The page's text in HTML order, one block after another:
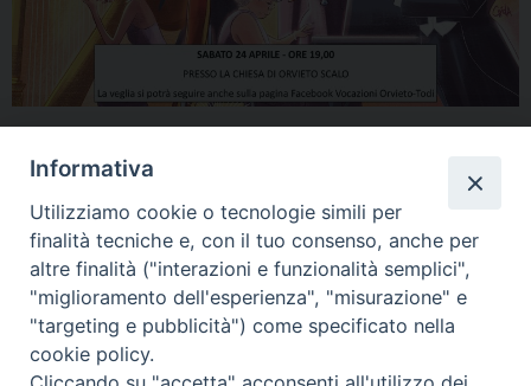
Home Il Vescovo Diocesi Pastorale
Liturgia
Beni Culturali
Modulistica
Casa dioc. di Spagliagrano Webmail
Informativa
Utilizziamo cookie o tecnologie simili per
finalità tecniche e, con il tuo consenso, anche per
altre finalità ("interazioni e funzionalità semplici",
"miglioramento dell'esperienza", "misurazione" e
"targeting e pubblicità") come specificato nella
cookie policy.